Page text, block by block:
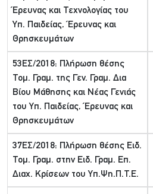
Έρευνας και Τεχνολογίας του
Υπ. Παιδείας, Έρευνας και
Θρησκευμάτων
53ΕΣ/2018: Πλήρωση θέσης
Τομ. Γραμ. της Γεν. Γραμ. Δια
Βίου Μάθησης και Νέας Γενιάς
του Υπ. Παιδείας, Έρευνας και
Θρησκευμάτων
37ΕΣ/2018: Πλήρωση θέσης Ειδ.
Τομ. Γραμ. στην Ειδ. Γραμ. Επ.
Διαχ. Κρίσεων του Υπ.Ψη.Π.Τ.Ε.